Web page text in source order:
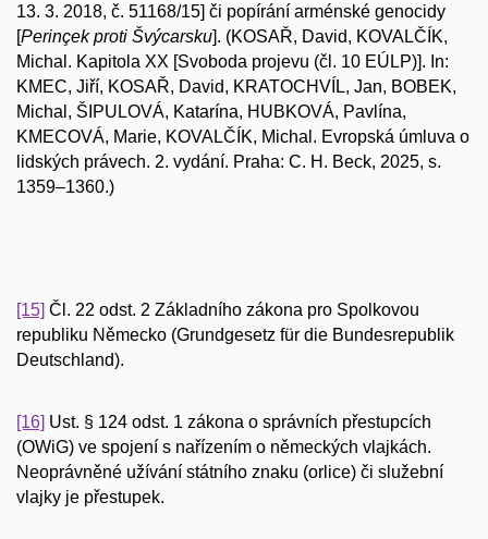
13. 3. 2018, č. 51168/15] či popírání arménské genocidy
[Perinçek proti Švýcarsku]. (KOSAŘ, David, KOVALČÍK,
Michal. Kapitola XX [Svoboda projevu (čl. 10 EÚLP)]. In:
KMEC, Jiří, KOSAŘ, David, KRATOCHVÍL, Jan, BOBEK,
Michal, ŠIPULOVÁ, Katarína, HUBKOVÁ, Pavlína,
KMECOVÁ, Marie, KOVALČÍK, Michal. Evropská úmluva o
lidských právech. 2. vydání. Praha: C. H. Beck, 2025, s.
1359–1360.)
[15] Čl. 22 odst. 2 Základního zákona pro Spolkovou
republiku Německo (Grundgesetz für die Bundesrepublik
Deutschland).
[16] Ust. § 124 odst. 1 zákona o správních přestupcích
(OWiG) ve spojení s nařízením o německých vlajkách.
Neoprávněné užívání státního znaku (orlice) či služební
vlajky je přestupek.